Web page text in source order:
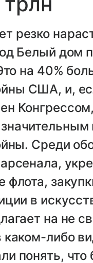
резко
Белый дом
на 40%
США, и,
Конгрессом,
Среди
флота,
в
на не
либо
понять, что